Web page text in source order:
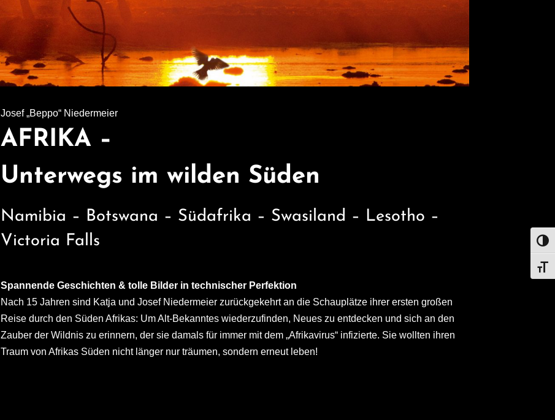
Josef „Beppo“ Niedermeier
AFRIKA –
Unterwegs im wilden Süden
Namibia – Botswana – Südafrika – Swasiland – Lesotho –
Victoria Falls
Spannende Geschichten & tolle Bilder in technischer Perfektion
Nach 15 Jahren sind Katja und Josef Niedermeier zurückgekehrt an die Schauplätze ihrer ersten großen
Reise durch den Süden Afrikas: Um Alt-Bekanntes wiederzufinden, Neues zu entdecken und sich an den
Zauber der Wildnis zu erinnern, der sie damals für immer mit dem „Afrikavirus“ infizierte. Sie wollten ihren
Traum von Afrikas Süden nicht länger nur träumen, sondern erneut leben!